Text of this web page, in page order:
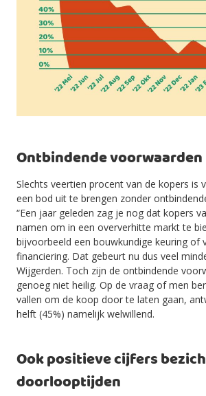
Ontbindende
Slechts veertien procent van de kopers is
een bod uit te brengen zonder
“Een jaar geleden zag je nog dat kopers
namen om in een oververhitte markt te
bijvoorbeeld een bouwkundige keuring of
financiering. Dat gebeurt nu dus veel
Wijgerden. Toch zijn de ontbindende
genoeg niet heilig. Op de vraag of men
vallen om de koop door te laten gaan,
helft (45%) namelijk welwillend.
Ook positieve cijfers
doorlooptijden